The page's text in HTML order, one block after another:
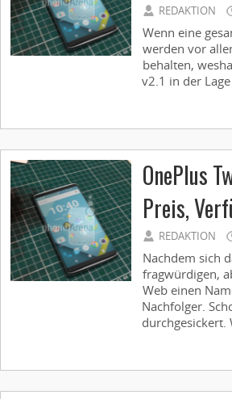
REDAKTION
Wenn eine
werden vor
behalten,
v2.1 in der
OnePlus
Preis,
REDAKTION
Nachdem sich
fragwürdigen,
Web einen
Nachfolger.
durchgesickert.